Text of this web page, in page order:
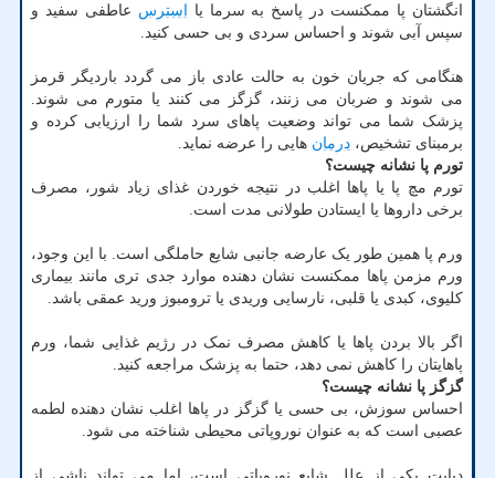
انگشتان پا ممکنست در پاسخ به سرما یا استرس عاطفی سفید و
سپس آبی شوند و احساس سردی و بی حسی کنید.
هنگامی که جریان خون به حالت عادی باز می گردد باردیگر قرمز
می شوند و ضربان می زنند، گزگز می کنند یا متورم می شوند.
پزشک شما می تواند وضعیت پاهای سرد شما را ارزیابی کرده و
برمبنای تشخیص، درمان هایی را عرضه نماید.
تورم پا نشانه چیست؟
تورم مچ پا یا پاها اغلب در نتیجه خوردن غذای زیاد شور، مصرف
برخی داروها یا ایستادن طولانی مدت است.
ورم پا همین طور یک عارضه جانبی شایع حاملگی است. با این وجود،
ورم مزمن پاها ممکنست نشان دهنده موارد جدی تری مانند بیماری
کلیوی، کبدی یا قلبی، نارسایی وریدی یا ترومبوز ورید عمقی باشد.
اگر بالا بردن پاها یا کاهش مصرف نمک در رژیم غذایی شما، ورم
پاهایتان را کاهش نمی دهد، حتما به پزشک مراجعه کنید.
گزگز پا نشانه چیست؟
احساس سوزش، بی حسی یا گزگز در پاها اغلب نشان دهنده لطمه
عصبی است که به عنوان نوروپاتی محیطی شناخته می شود.